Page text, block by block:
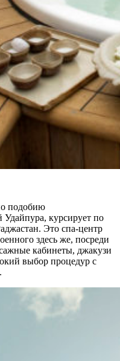
подобию
курсирует по
Это спа-центр
здесь же, посреди
кабинеты, джакузи
выбор процедур с